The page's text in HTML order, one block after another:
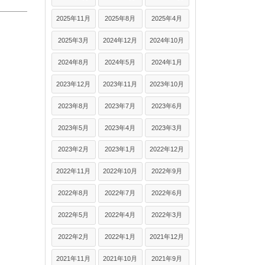
2025年11月 2025年8月 2025年4月
2025年3月 2024年12月 2024年10月
2024年8月 2024年5月 2024年1月
2023年12月 2023年11月 2023年10月
2023年8月 2023年7月 2023年6月
2023年5月 2023年4月 2023年3月
2023年2月 2023年1月 2022年12月
2022年11月 2022年10月 2022年9月
2022年8月 2022年7月 2022年6月
2022年5月 2022年4月 2022年3月
2022年2月 2022年1月 2021年12月
2021年11月 2021年10月 2021年9月